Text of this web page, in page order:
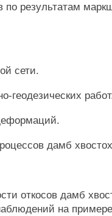
по результатам
сети.
геодезических
дамб
откосов дамб
на